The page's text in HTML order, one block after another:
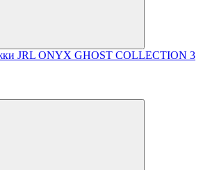
JRL ONYX GHOST COLLECTION 3